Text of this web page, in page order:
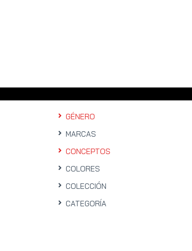
GÉNERO
MARCAS
CONCEPTOS
COLORES
COLECCIÓN
CATEGORÍA